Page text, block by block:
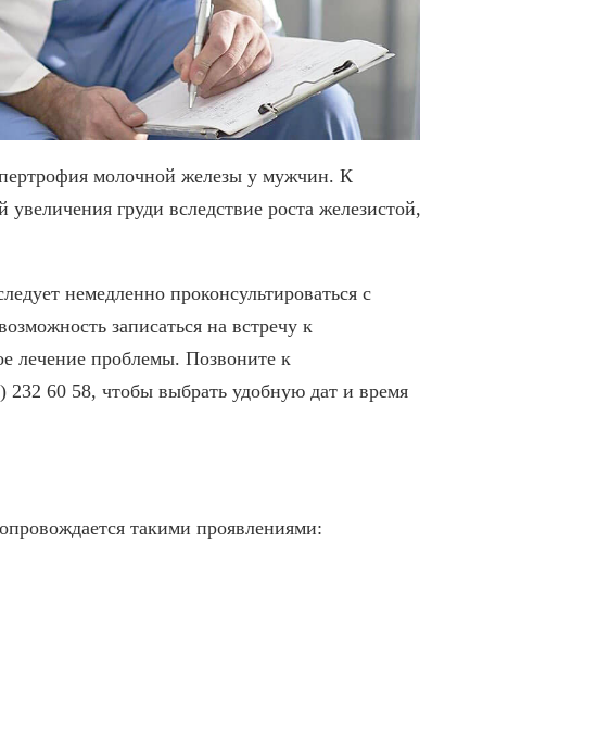
молочной железы у мужчин. К
груди вследствие роста железистой,
немедленно проконсультироваться с
записаться на встречу к
лечение проблемы. Позвоните к
60 58, чтобы выбрать удобную дат и время
такими проявлениями: